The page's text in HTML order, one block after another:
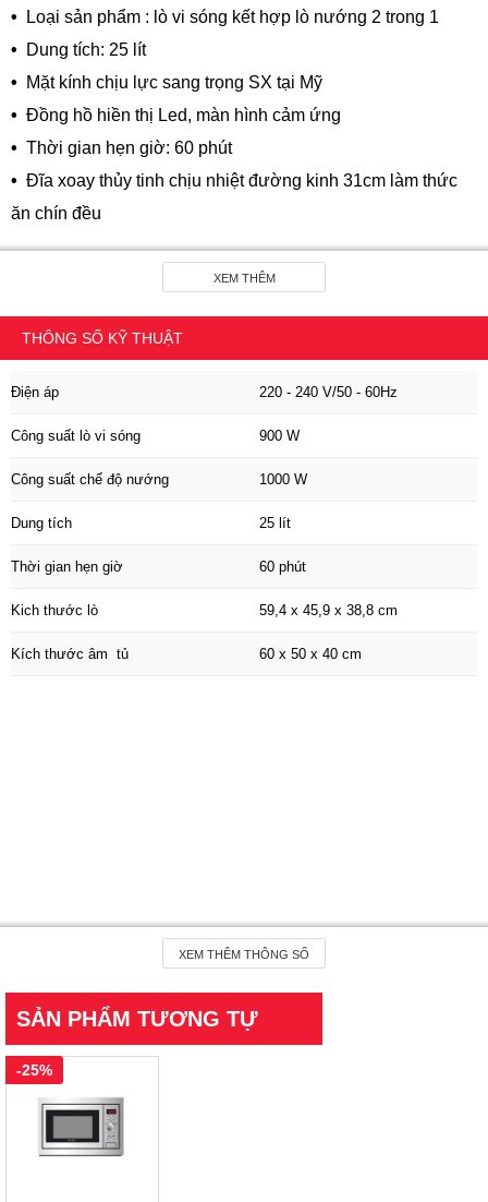
•
Loại sản phẩm : lò vi sóng kết hợp lò nướng 2 trong 1
•
Dung tích: 25 lít
•
Mặt kính chịu lực sang trọng SX tại Mỹ
• Đồng hồ hiền thị Led, màn hình cảm ứng
• Thời gian hẹn giờ: 60 phút
• Đĩa xoay thủy tinh chịu nhiệt đường kinh 31cm làm thức
ăn chín đều
•Chức năng nấu đa tần, báo thức ăn đã chín
Thông số kỹ thuật
•Điện áp: 220 - 240 V/50 - 60Hz
•Công suất chế độ nướng : 1000 W
cũng như chính sách mua hàng.
Liên hệ theo số điện thoại0986.083.083 – 024 33 100
100nếu có bất cứ thắc mắc nào về sản phẩm để được giải
đáp đầy đủ nhất.
XEM THÊM
THÔNG SỐ KỸ THUẬT
Điện áp 220 - 240 V/50 - 60Hz
Công suất lò vi sóng 900 W
Công suất chế độ nướng 1000 W
Dung tích 25 lít
Thời gian hẹn giờ 60 phút
Kich thước lò 59,4 x 45,9 x 38,8 cm
Kích thước âm tủ 60 x 50 x 40 cm
XEM THÊM THÔNG SỐ
SẢN PHẨM TƯƠNG TỰ
-25%